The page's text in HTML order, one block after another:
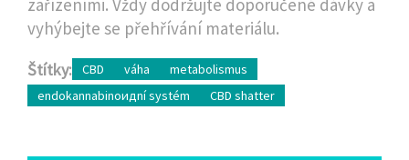
vyhýbejte se přehřívání materiálu.
Štítky: CBD váha
metabolismus
endokannabinoидní systém
CBD shatter